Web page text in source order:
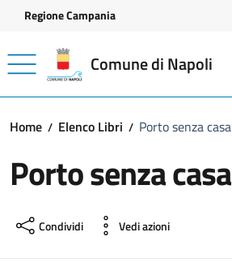
Vai ai contenuti
Vai al footer
Regione Campania
Comune di Napoli
Home Elenco Libri Porto senza casa
Porto senza casa
Condividi Vedi azioni